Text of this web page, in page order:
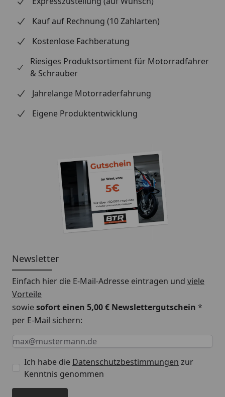
Kauf auf Rechnung (10 Zahlarten)
Kostenlose Fachberatung
Riesiges Produktsortiment für Motorradfahrer
& Schrauber
Jahrelange Motorraderfahrung
Eigene Produktentwicklung
Newsletter
Einfach hier die E-Mail-Adresse eintragen und viele
Vorteile
sowiesofort einen 5,00 € Newslettergutschein *
per E-Mail sichern:
Keine Eingabe erforderlich
Eingabe erforderlich
E-Mail *
Ich habe die Datenschutzbestimmungen zur
Kenntnis genommen